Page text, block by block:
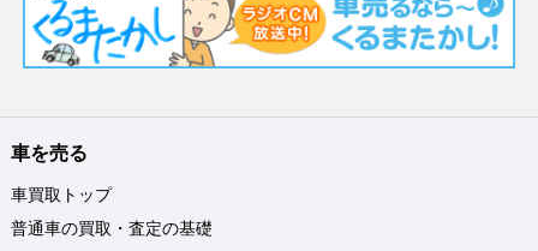
車を売る
車買取トップ
普通車の買取・査定の基礎